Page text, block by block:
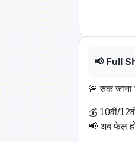
📢 Full
🚨 रुक जाना
💰 10वीं/
📢 अब फेल